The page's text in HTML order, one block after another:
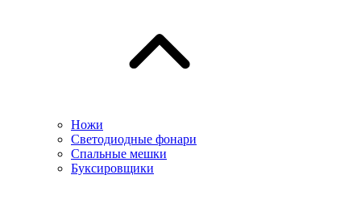
Ножи
Светодиодные фонари
Спальные мешки
Буксировщики